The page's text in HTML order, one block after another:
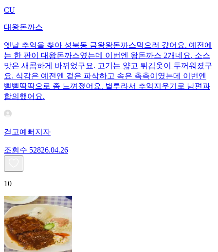
CU
대왕돈까스
옛날 추억을 찾아 성북동 금왕왕돈까스먹으러 갔어요. 예전에
는 한 판이 대왕돈까스였는데 이번엔 왕돈까스 2개네요. 소스
맛은 새콤하게 바뀌었구요. 고기는 얇고 튀김옷이 두꺼워졌구
요. 식감은 예전엔 겉은 파삭하고 속은 촉촉이였는데 이번엔
뻗뻗딱딱으로 좀 느껴졌어요. 별루라서 추억지우기로 남편과
합의했어요.
걷고예뻐지자
조회수 52826.04.26
10